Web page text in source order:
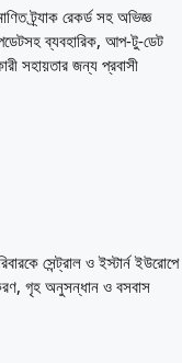
ট্র্যাক রেকর্ড সহ অভিজ্ঞ
ব্যবহারিক, আপ-টু-ডেট
সহায়তার জন্য প্রবাসী
সেন্ট্রাল ও ইস্টার্ন ইউরোপে
গৃহ অনুসন্ধান ও বসবাস